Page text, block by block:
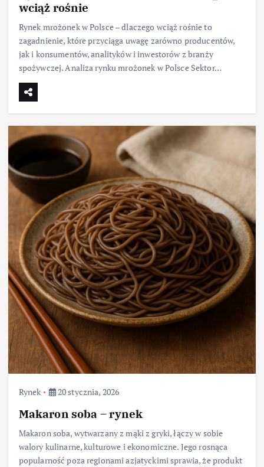
wciąż rośnie
Rynek mrożonek w Polsce – dlaczego wciąż rośnie to
zagadnienie, które przyciąga uwagę zarówno producentów,
jak i konsumentów, analityków i inwestorów z branży
spożywczej. Analiza rynku mrożonek w Polsce Sektor…
Rynek 20 stycznia, 2026
Makaron soba – rynek
Makaron soba, wytwarzany z mąki z gryki, łączy w sobie
walory kulinarne, kulturowe i ekonomiczne. Jego rosnąca
popularność poza regionami azjatyckimi sprawia, że produkt